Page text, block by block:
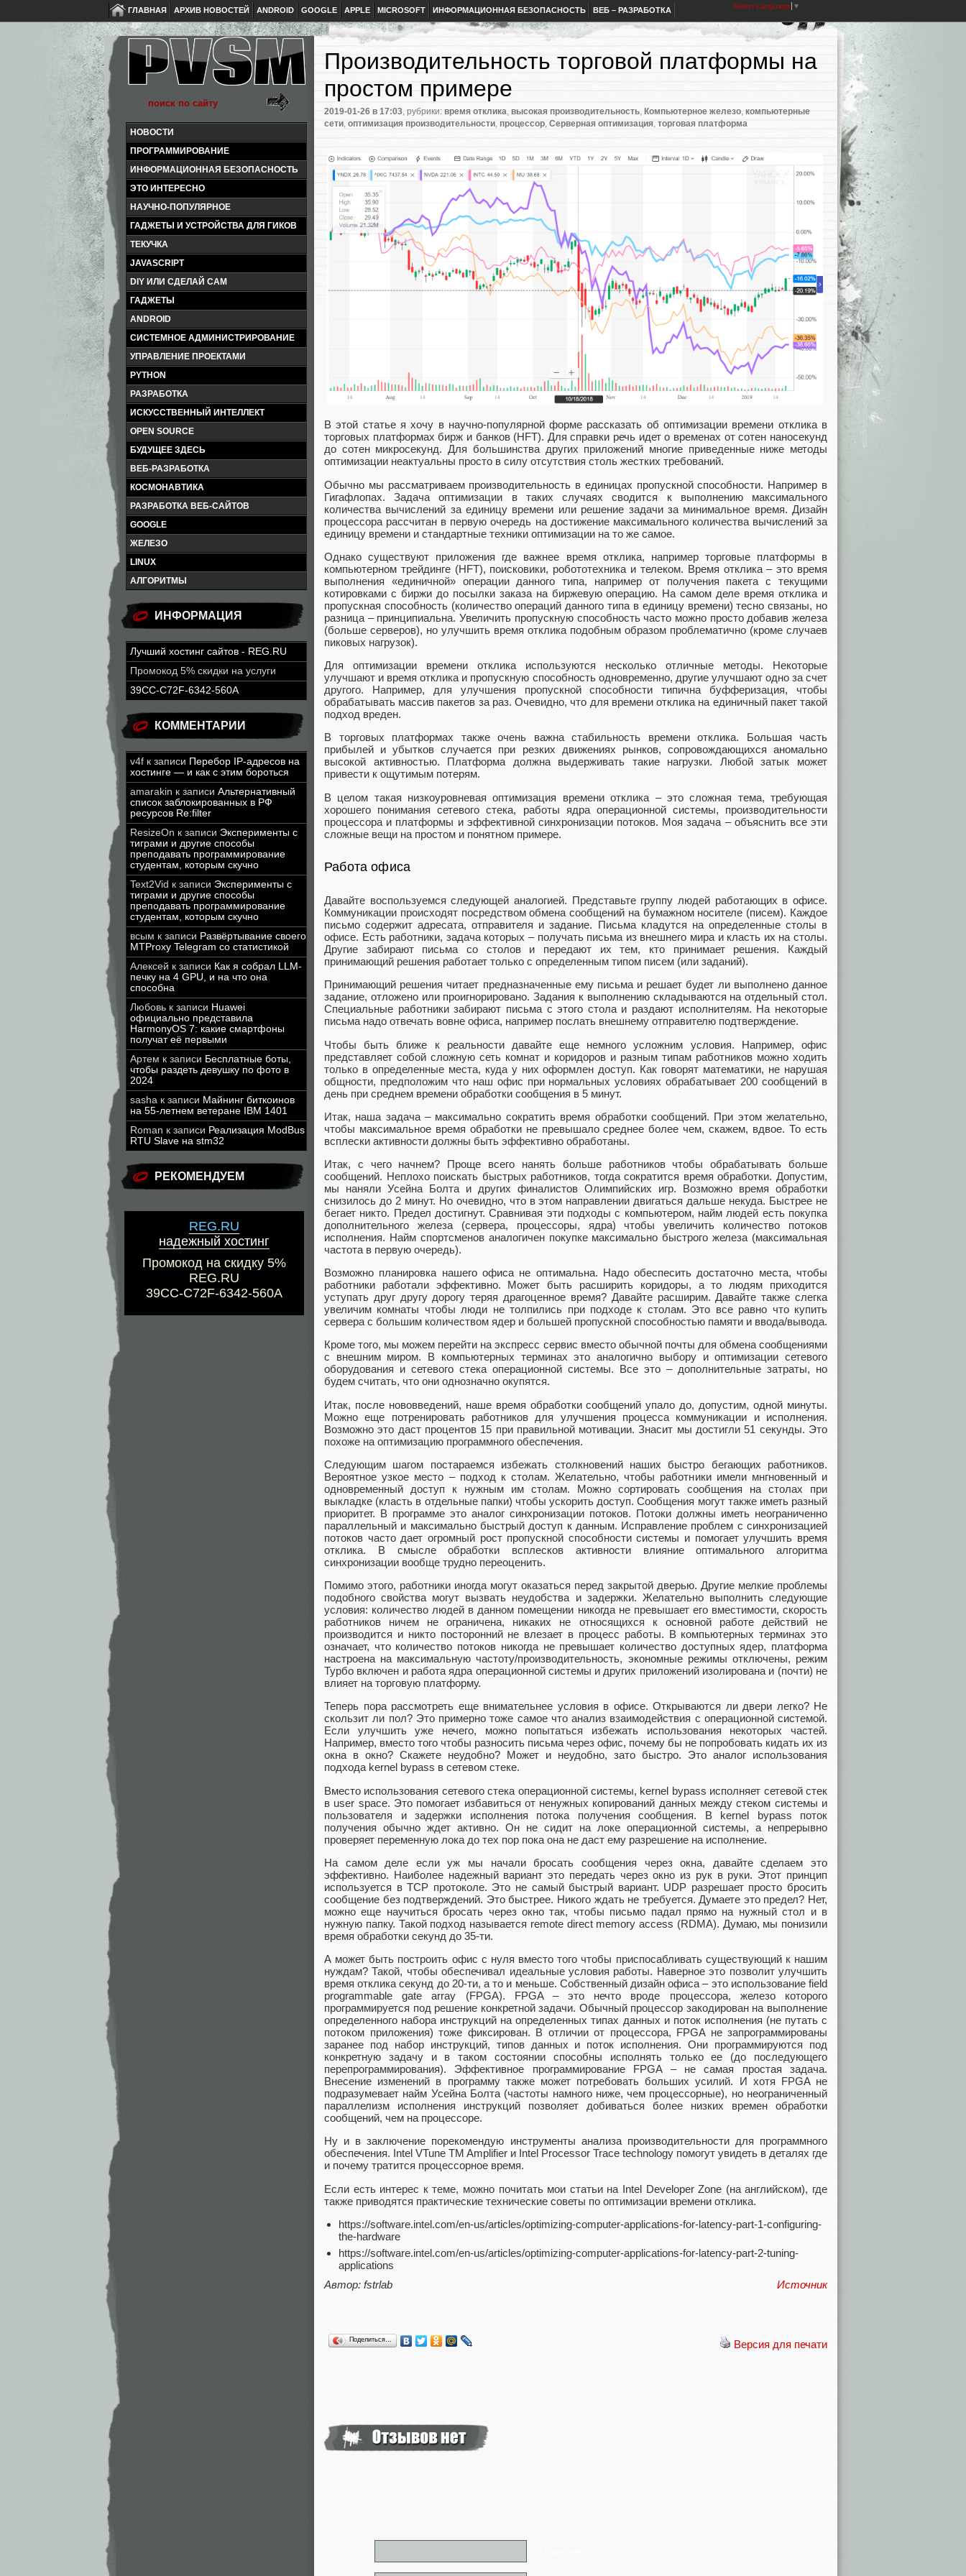
ГЛАВНАЯ АРХИВ НОВОСТЕЙ ANDROID GOOGLE APPLE MICROSOFT ИНФОРМАЦИОННАЯ БЕЗОПАСНОСТЬ ВЕБ – РАЗРАБОТКА Select Language ▼
НОВОСТИ
ПРОГРАММИРОВАНИЕ
ИНФОРМАЦИОННАЯ БЕЗОПАСНОСТЬ
ЭТО ИНТЕРЕСНО
НАУЧНО-ПОПУЛЯРНОЕ
ГАДЖЕТЫ И УСТРОЙСТВА ДЛЯ ГИКОВ
ТЕКУЧКА
JAVASCRIPT
DIY ИЛИ СДЕЛАЙ САМ
ГАДЖЕТЫ
ANDROID
СИСТЕМНОЕ АДМИНИСТРИРОВАНИЕ
УПРАВЛЕНИЕ ПРОЕКТАМИ
PYTHON
РАЗРАБОТКА
ИСКУССТВЕННЫЙ ИНТЕЛЛЕКТ
OPEN SOURCE
БУДУЩЕЕ ЗДЕСЬ
ВЕБ-РАЗРАБОТКА
КОСМОНАВТИКА
РАЗРАБОТКА ВЕБ-САЙТОВ
GOOGLE
ЖЕЛЕЗО
LINUX
АЛГОРИТМЫ
ИНФОРМАЦИЯ
Лучший хостинг сайтов - REG.RU
Промокод 5% скидки на услуги
39CC-C72F-6342-560A
КОММЕНТАРИИ
v4f к записи Перебор IP-адресов на
хостинге — и как с этим бороться
amarakin к записи Альтернативный
список заблокированных в РФ
ресурсов Re:filter
ResizeOn к записи Эксперименты с
тиграми и другие способы
преподавать программирование
студентам, которым скучно
Text2Vid к записи Эксперименты с
тиграми и другие способы
преподавать программирование
студентам, которым скучно
всым к записи Развёртывание своего
MTProxy Telegram со статистикой
Алексей к записи Как я собрал LLM-
печку на 4 GPU, и на что она
способна
Любовь к записи Huawei
официально представила
HarmonyOS 7: какие смартфоны
получат её первыми
Артем к записи Бесплатные боты,
чтобы раздеть девушку по фото в
2024
sasha к записи Майнинг биткоинов
на 55-летнем ветеране IBM 1401
Roman к записи Реализация ModBus
RTU Slave на stm32
РЕКОМЕНДУЕМ
REG.RU
надежный хостинг
Промокод на скидку 5%
REG.RU
39CC-C72F-6342-560A
Производительность торговой платформы на
простом примере
2019-01-26 в 17:03, рубрики: время отклика, высокая производительность, Компьютерное железо, компьютерные
сети, оптимизация производительности, процессор, Серверная оптимизация, торговая платформа
В этой статье я хочу в научно-популярной форме рассказать об оптимизации времени отклика в
торговых платформах бирж и банков (HFT). Для справки речь идет о временах от сотен наносекунд
до сотен микросекунд. Для большинства других приложений многие приведенные ниже методы
оптимизации неактуальны просто в силу отсутствия столь жестких требований.
Обычно мы рассматриваем производительность в единицах пропускной способности. Например в
Гигафлопах. Задача оптимизации в таких случаях сводится к выполнению максимального
количества вычислений за единицу времени или решение задачи за минимальное время. Дизайн
процессора рассчитан в первую очередь на достижение максимального количества вычислений за
единицу времени и стандартные техники оптимизации на то же самое.
Однако существуют приложения где важнее время отклика, например торговые платформы в
компьютерном трейдинге (HFT), поисковики, робототехника и телеком. Время отклика – это время
выполнения «единичной» операции данного типа, например от получения пакета с текущими
котировками с биржи до посылки заказа на биржевую операцию. На самом деле время отклика и
пропускная способность (количество операций данного типа в единицу времени) тесно связаны, но
разница – принципиальна. Увеличить пропускную способность часто можно просто добавив железа
(больше серверов), но улучшить время отклика подобным образом проблематично (кроме случаев
пиковых нагрузок).
Для оптимизации времени отклика используются несколько отличные методы. Некоторые
улучшают и время отклика и пропускную способность одновременно, другие улучшают одно за счет
другого. Например, для улучшения пропускной способности типична буфферизация, чтобы
обрабатывать массив пакетов за раз. Очевидно, что для времени отклика на единичный пакет такой
подход вреден.
В торговых платформах также очень важна стабильность времени отклика. Большая часть
прибылей и убытков случается при резких движениях рынков, сопровождающихся аномально
высокой активностью. Платформа должна выдерживать такие нагрузки. Любой затык может
привести к ощутимым потерям.
В целом такая низкоуровневая оптимизация времени отклика – это сложная тема, требующая
хорошего понимания сетевого стека, работы ядра операционной системы, производительности
процессора и платформы и эффективной синхронизации потоков. Моя задача – объяснить все эти
сложные вещи на простом и понятном примере.
Работа офиса
Давайте воспользуемся следующей аналогией. Представьте группу людей работающих в офисе.
Коммуникации происходят посредством обмена сообщений на бумажном носителе (писем). Каждое
письмо содержит адресата, отправителя и задание. Письма кладутся на определенные столы в
офисе. Есть работники, задача которых – получать письма из внешнего мира и класть их на столы.
Другие забирают письма со столов и передают их тем, кто принимает решения. Каждый
принимающий решения работает только с определенным типом писем (или заданий).
Принимающий решения читает предназначенные ему письма и решает будет ли выполнено данное
задание, отложено или проигнорировано. Задания к выполнению складываются на отдельный стол.
Специальные работники забирают письма с этого стола и раздают исполнителям. На некоторые
письма надо отвечать вовне офиса, например послать внешнему отправителю подтверждение.
Чтобы быть ближе к реальности давайте еще немного усложним условия. Например, офис
представляет собой сложную сеть комнат и коридоров и разным типам работников можно ходить
только в определенные места, куда у них оформлен доступ. Как говорят математики, не нарушая
общности, предположим что наш офис при нормальных условиях обрабатывает 200 сообщений в
день при среднем времени обработки сообщения в 5 минут.
Итак, наша задача – максимально сократить время обработки сообщений. При этом желательно,
чтобы максимальное время обработки не превышало среднее более чем, скажем, вдвое. То есть
всплески активности должны быть эффективно обработаны.
Итак, с чего начнем? Проще всего нанять больше работников чтобы обрабатывать больше
сообщений. Неплохо поискать быстрых работников, тогда сократится время обработки. Допустим,
мы наняли Усейна Болта и других финалистов Олимпийских игр. Возможно время обработки
снизилось до 2 минут. Но очевидно, что в этом направлении двигаться дальше некуда. Быстрее не
бегает никто. Предел достигнут. Сравнивая эти подходы с компьютером, найм людей есть покупка
дополнительного железа (сервера, процессоры, ядра) чтобы увеличить количество потоков
исполнения. Найм спортсменов аналогичен покупке максимально быстрого железа (максимальная
частота в первую очередь).
Возможно планировка нашего офиса не оптимальна. Надо обеспесить достаточно места, чтобы
работники работали эффективно. Может быть расширить коридоры, а то людям приходится
уступать друг другу дорогу теряя драгоценное время? Давайте расширим. Давайте также слегка
увеличим комнаты чтобы люди не толпились при подходе к столам. Это все равно что купить
сервера с большим количеством ядер и большей пропускной способностью памяти и ввода/вывода.
Кроме того, мы можем перейти на экспресс сервис вместо обычной почты для обмена сообщениями
с внешним миром. В компьютерных терминах это аналогично выбору и оптимизации сетевого
оборудования и сетевого стека операционной системы. Все это – дополнительные затраты, но
будем считать, что они однозначно окупятся.
Итак, после нововведений, наше время обработки сообщений упало до, допустим, одной минуты.
Можно еще потренировать работников для улучшения процесса коммуникации и исполнения.
Возможно это даст процентов 15 при правильной мотивации. Знасит мы достигли 51 секунды. Это
похоже на оптимизацию программного обеспечения.
Следующим шагом постараемся избежать столкновений наших быстро бегающих работников.
Вероятное узкое место – подход к столам. Желательно, чтобы работники имели мнгновенный и
одновременный доступ к нужным им столам. Можно сортировать сообщения на столах при
выкладке (класть в отдельные папки) чтобы ускорить доступ. Сообщения могут также иметь разный
приоритет. В программе это аналог синхронизации потоков. Потоки должны иметь неограниченно
параллельный и максимально быстрый доступ к данным. Исправление проблем с синхронизацией
потоков часто дает огромный рост пропускной способности системы и помогает улучшить время
отклика. В смысле обработки всплесков активности влияние оптимального алгоритма
синхронизации вообще трудно переоценить.
Помимо этого, работники иногда могут оказаться перед закрытой дверью. Другие мелкие проблемы
подобного свойства могут вызвать неудобства и задержки. Желательно выполнить следующие
условия: количество людей в данном помещении никогда не превышает его вместимости, скорость
работников ничем не ограничена, никаких не относящихся к основной работе действий не
производится и никто посторонний не влезает в процесс работы. В компьютерных терминах это
означает, что количество потоков никогда не превышает количество доступных ядер, платформа
настроена на максимальную частоту/производительность, экономные режимы отключены, режим
Турбо включен и работа ядра операционной системы и других приложений изолирована и (почти) не
влияет на торговую платформу.
Теперь пора рассмотреть еще внимательнее условия в офисе. Открываются ли двери легко? Не
скользит ли пол? Это примерно тоже самое что анализ взаимодействия с операционной системой.
Если улучшить уже нечего, можно попытаться избежать использования некоторых частей.
Например, вместо того чтобы разносить письма через офис, почему бы не попробовать кидать их из
окна в окно? Скажете неудобно? Может и неудобно, зато быстро. Это аналог использования
подхода kernel bypass в сетевом стеке.
Вместо использования сетевого стека операционной системы, kernel bypass исполняет сетевой стек
в user space. Это помогает избавиться от ненужных копирований данных между стеком системы и
пользователя и задержки исполнения потока получения сообщения. В kernel bypass поток
получения обычно ждет активно. Он не сидит на локе операционной системы, а непрерывно
проверяет переменную лока до тех пор пока она не даст ему разрешение на исполнение.
На самом деле если уж мы начали бросать сообщения через окна, давайте сделаем это
эффективно. Наиболее надежный вариант это передать через окно из рук в руки. Этот принцип
используется в TCP протоколе. Это не самый быстрый вариант. UDP разрешает просто бросить
сообщение без подтверждений. Это быстрее. Никого ждать не требуется. Думаете это предел? Нет,
можно еще научиться бросать через окно так, чтобы письмо падал прямо на нужный стол и в
нужную папку. Такой подход называется remote direct memory access (RDMA). Думаю, мы понизили
время обработки секунд до 35-ти.
А может быть построить офис с нуля вместо того чтобы приспосабливать существующий к нашим
нуждам? Такой, чтобы обеспечивал идеальные условия работы. Наверное это позволит улучшить
время отклика секунд до 20-ти, а то и меньше. Собственный дизайн офиса – это использование field
programmable gate array (FPGA). FPGA – это нечто вроде процессора, железо которого
программируется под решение конкретной задачи. Обычный процессор закодирован на выполнение
определенного набора инструкций на определенных типах данных и поток исполнения (не путать с
потоком приложения) тоже фиксирован. В отличии от процессора, FPGA не запрограммированы
заранее под набор инструкций, типов данных и поток исполнения. Они программируются под
конкретную задачу и в таком состоянии способны исполнять только ее (до последующего
перепрограммирования). Эффективное программирование FPGA – не самая простая задача.
Внесение изменений в программу также может потребовать больших усилий. И хотя FPGA не
подразумевает найм Усейна Болта (частоты намного ниже, чем процессорные), но неограниченный
параллелизм исполнения инструкций позволяет добиваться более низких времен обработки
сообщений, чем на процессоре.
Ну и в заключение порекомендую инструменты анализа производительности для программного
обеспечения. Intel VTune TM Amplifier и Intel Processor Trace technology помогут увидеть в деталях где
и почему тратится процессорное время.
Если есть интерес к теме, можно почитать мои статьи на Intel Developer Zone (на английском), где
также приводятся практические технические советы по оптимизации времени отклика.
https://software.intel.com/en-us/articles/optimizing-computer-applications-for-latency-part-1-configuring-
the-hardware
https://software.intel.com/en-us/articles/optimizing-computer-applications-for-latency-part-2-tuning-
applications
Автор: fstrlab
Источник
Версия для печати
Поделиться…